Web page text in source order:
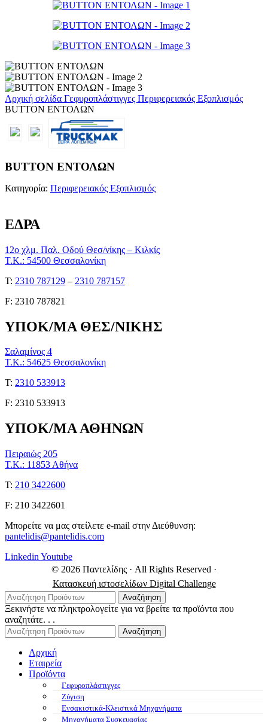
Αρχική σελίδα Γεφυροπλάστιγγες Περιφερειακός Εξοπλισμός
BUTTON ΕΝΤΟΛΩΝ
BUTTON ΕΝΤΟΛΩΝ
Κατηγορία: Περιφερειακός Εξοπλισμός
ΕΔΡΑ
12ο χλμ. Παλ. Οδού Θεσ/νίκης – Κιλκίς
Τ.Κ.: 54500 Θεσσαλονίκη
Τ: 2310 787129 – 2310 787157
F: 2310 787821
ΥΠΟΚ/ΜΑ ΘΕΣ/ΝΙΚΗΣ
Σαλαμίνος 4
Τ.Κ.: 54625 Θεσσαλονίκη
Τ: 2310 533913
F: 2310 533913
ΥΠΟΚ/ΜΑ ΑΘΗΝΩΝ
Πειραιώς 205
Τ.Κ.: 11853 Αθήνα
Τ: 210 3422600
F: 210 3422601
Μπορείτε να μας στείλετε e-mail στην Διεύθυνση:
pantelidis@pantelidis.com
Linkedin Youtube
© 2026 Παντελίδης · All Rights Reserved ·
Κατασκευή ιστοσελίδων Digital Challenge
Αναζήτηση
Ξεκινήστε να πληκτρολογείτε για να βρείτε τα προϊόντα που
αναζητάτε. . .
Αναζήτηση
Αρχική
Εταιρεία
Προϊόντα
Γεφυροπλάστιγγες
Ζύγιση
Ενσακιστικά-Κλειστικά Μηχανήματα
Μηχανήματα Συσκευασίας